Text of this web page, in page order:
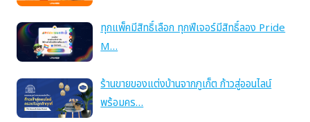
ทุกแพ็คมีสิทธิ์เลือก ทุกฟีเจอร์มีสิทธิ์ลอง Pride
M…
ร้านขายของแต่งบ้านจากภูเก็ต ก้าวสู่ออนไลน์
พร้อมคร…